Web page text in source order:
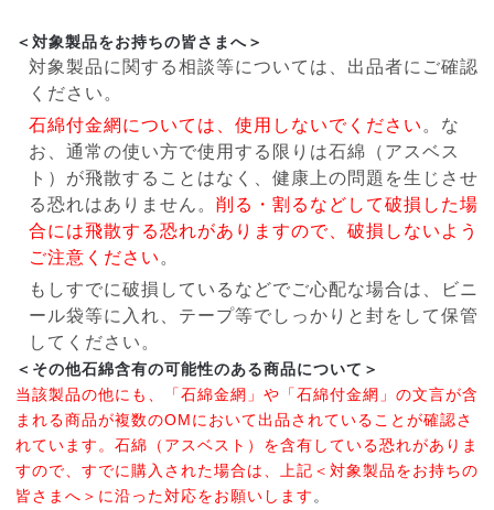
＜対象製品をお持ちの皆さまへ＞
対象製品に関する相談等については、出品者にご確認
ください。
石綿付金網については、使用しないでください。な
お、通常の使い方で使用する限りは石綿（アスベス
ト）が飛散することはなく、健康上の問題を生じさせ
る恐れはありません。削る・割るなどして破損した場
合には飛散する恐れがありますので、破損しないよう
ご注意ください。
もしすでに破損しているなどでご心配な場合は、ビニ
ール袋等に入れ、テープ等でしっかりと封をして保管
してください。
＜その他石綿含有の可能性のある商品について＞
当該製品の他にも、「石綿金網」や「石綿付金網」の文言が含
まれる商品が複数のOMにおいて出品されていることが確認さ
れています。石綿（アスベスト）を含有している恐れがありま
すので、すでに購入された場合は、上記＜対象製品をお持ちの
皆さまへ＞に沿った対応をお願いします 。